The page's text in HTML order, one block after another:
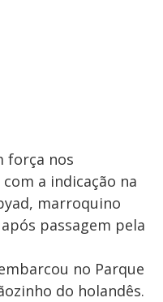
força nos
a indicação na
marroquino
passagem pela
no Parque
do holandês.